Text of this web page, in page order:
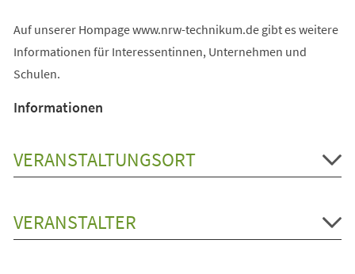
Auf unserer Hompage www.nrw-technikum.de gibt es weitere
Informationen für Interessentinnen, Unternehmen und
Schulen.
Informationen
VERANSTALTUNGSORT
VERANSTALTER